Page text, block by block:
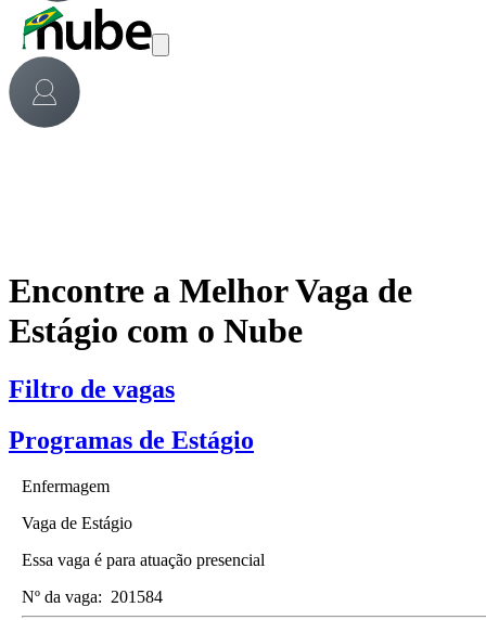
Encontre a Melhor Vaga de
Estágio com o Nube
Filtro de vagas
Programas de Estágio
Enfermagem
Vaga de Estágio
Essa vaga é para atuação presencial
Nº da vaga: 201584